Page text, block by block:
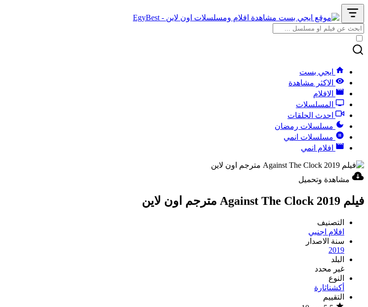
ايجي بست
الاكثر مشاهدة
الافلام
المسلسلات
احدث الحلقات
مسلسلات رمضان
مسلسلات انمي
افلام انمي
مشاهدة وتحميل
فيلم Against The Clock 2019 مترجم اون لاين
التصنيف
افلام اجنبي
سنة الاصدار
2019
البلد
غير محدد
النوع
أكشناثارة
التقييم